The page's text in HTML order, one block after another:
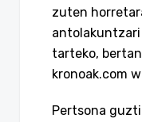
zuten
antolakuntzari
tarteko,
kronoak.com
Pertsona